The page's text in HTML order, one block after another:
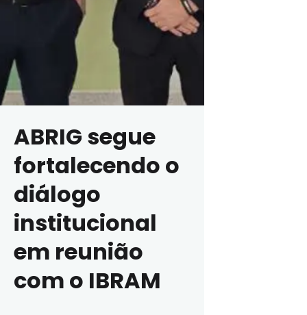
ABRIG segue
fortalecendo o
diálogo
institucional
em reunião
com o IBRAM